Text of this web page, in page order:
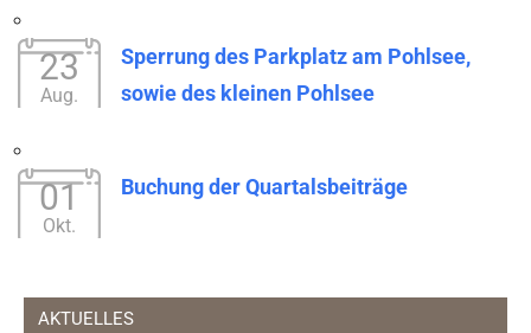
23
Aug.
Sperrung des Parkplatz am Pohlsee,
sowie des kleinen Pohlsee
01
Okt.
Buchung der Quartalsbeiträge
AKTUELLES